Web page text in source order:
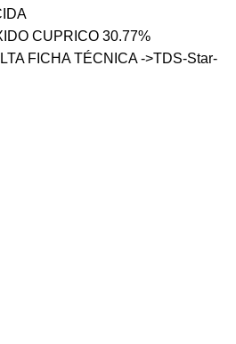
CUPRICO 30.77%
FICHA TÉCNICA ->TDS-Star-